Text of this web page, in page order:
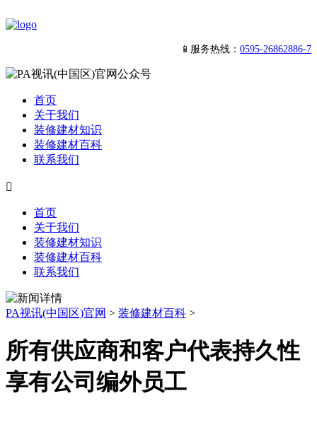
📱服务热线： 0595-26862886-7
首页
关于我们
装修建材知识
装修建材百科
联系我们

首页
关于我们
装修建材知识
装修建材百科
联系我们
PA视讯(中国区)官网 > 装修建材百科 >
所有供应商和客户代表持久性
享有公司编外员工